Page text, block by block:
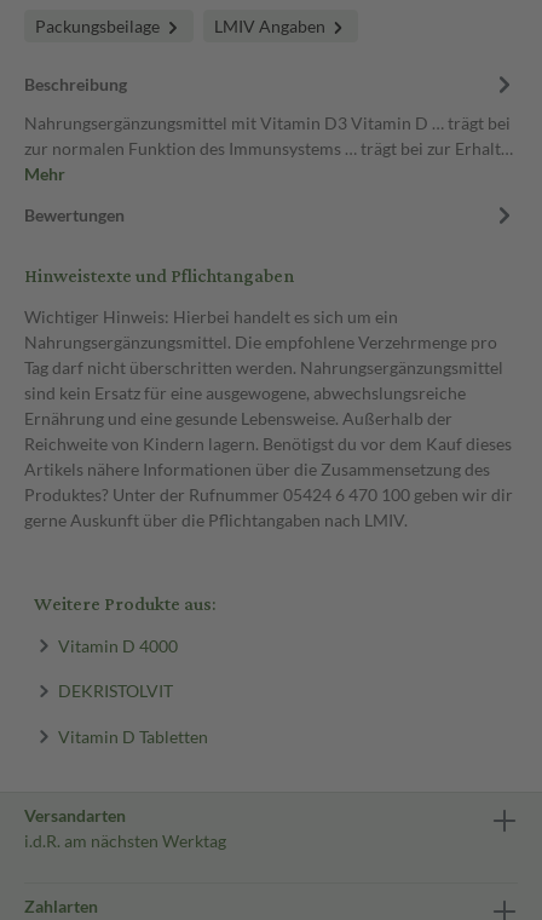
Packungsbeilage LMIV Angaben
Beschreibung
Nahrungsergänzungsmittel mit Vitamin D3 Vitamin D … trägt bei
zur normalen Funktion des Immunsystems … trägt bei zur Erhalt…
Mehr
Bewertungen
Hinweistexte und Pflichtangaben
Wichtiger Hinweis: Hierbei handelt es sich um ein
Nahrungsergänzungsmittel. Die empfohlene Verzehrmenge pro
Tag darf nicht überschritten werden. Nahrungsergänzungsmittel
sind kein Ersatz für eine ausgewogene, abwechslungsreiche
Ernährung und eine gesunde Lebensweise. Außerhalb der
Reichweite von Kindern lagern. Benötigst du vor dem Kauf dieses
Artikels nähere Informationen über die Zusammensetzung des
Produktes? Unter der Rufnummer 05424 6 470 100 geben wir dir
gerne Auskunft über die Pflichtangaben nach LMIV.
Weitere Produkte aus:
Vitamin D 4000
DEKRISTOLVIT
Vitamin D Tabletten
Versandarten
i.d.R. am nächsten Werktag
Zahlarten